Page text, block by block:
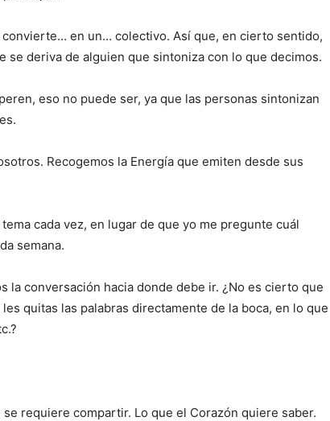
convierte… en un… colectivo. Así que, en cierto sentido,
se deriva de alguien que sintoniza con lo que decimos.
eso no puede ser, ya que las personas sintonizan
Recogemos la Energía que emiten desde sus
cada vez, en lugar de que yo me pregunte cuál
semana.
la conversación hacia donde debe ir. ¿No es cierto que
quitas las palabras directamente de la boca, en lo que
requiere compartir. Lo que el Corazón quiere saber.